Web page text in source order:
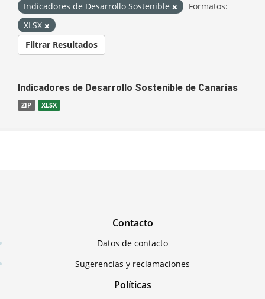
Indicadores de Desarrollo Sostenible
Formatos:
XLSX
Filtrar Resultados
Indicadores de Desarrollo Sostenible de Canarias
ZIP XLSX
Contacto
Datos de contacto
Sugerencias y reclamaciones
Políticas